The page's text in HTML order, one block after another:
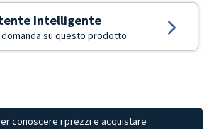
Intelligente
domanda su questo prodotto
conoscere i prezzi e acquistare